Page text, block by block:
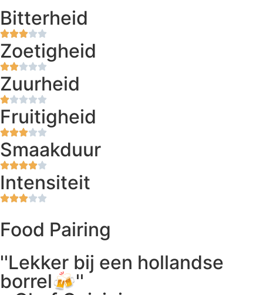
Bitterheid
Zoetigheid
Zuurheid
Fruitigheid
Smaakduur
Intensiteit
Food Pairing
''Lekker bij een hollandse
borrel🍻''